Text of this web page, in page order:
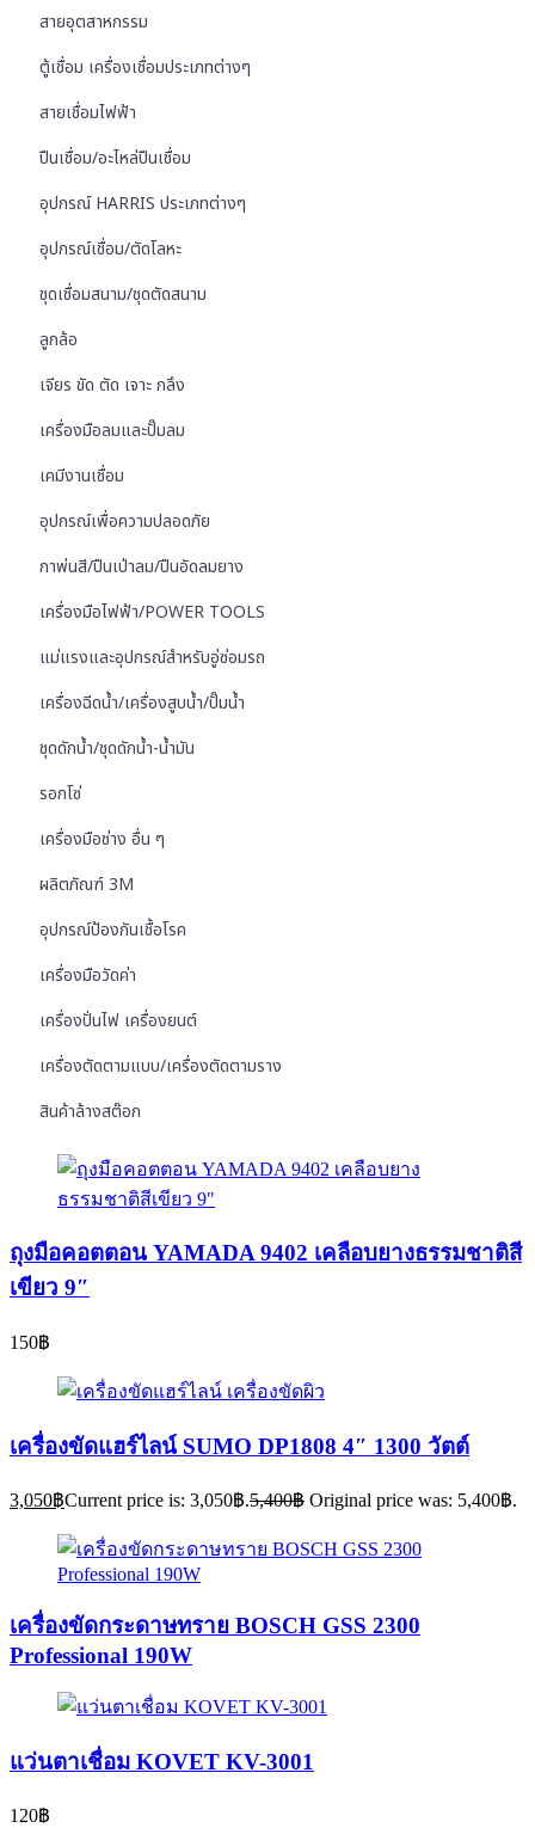
สายอุตสาหกรรม
ตู้เชื่อม เครื่องเชื่อมประเภทต่างๆ
สายเชื่อมไฟฟ้า
ปืนเชื่อม/อะไหล่ปืนเชื่อม
อุปกรณ์ HARRIS ประเภทต่างๆ
อุปกรณ์เชื่อม/ตัดโลหะ
ชุดเชื่อมสนาม/ชุดตัดสนาม
ลูกล้อ
เจียร ขัด ตัด เจาะ กลึง
เครื่องมือลมและปั๊มลม
เคมีงานเชื่อม
อุปกรณ์เพื่อความปลอดภัย
กาพ่นสี/ปืนเป่าลม/ปืนอัดลมยาง
เครื่องมือไฟฟ้า/POWER TOOLS
แม่แรงและอุปกรณ์สำหรับอู่ซ่อมรถ
เครื่องฉีดน้ำ/เครื่องสูบน้ำ/ปั๊มน้ำ
ชุดดักน้ำ/ชุดดักน้ำ-น้ำมัน
รอกโซ่
เครื่องมือช่าง อื่น ๆ
ผลิตภัณฑ์ 3M
อุปกรณ์ป้องกันเชื้อโรค
เครื่องมือวัดค่า
เครื่องปั่นไฟ เครื่องยนต์
เครื่องตัดตามแบบ/เครื่องตัดตามราง
สินค้าล้างสต๊อก
ถุงมือคอตตอน YAMADA 9402 เคลือบยางธรรมชาติสี
เขียว 9″
150฿
เครื่องขัดแฮร์ไลน์ SUMO DP1808 4″ 1300 วัตต์
3,050฿Current price is: 3,050฿.5,400฿ Original price was: 5,400฿.
เครื่องขัดกระดาษทราย BOSCH GSS 2300
Professional 190W
แว่นตาเชื่อม KOVET KV-3001
120฿